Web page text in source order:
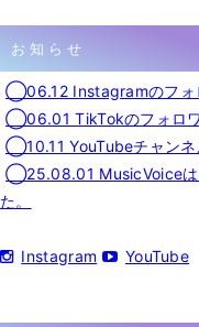
お知らせ
◯06.12 Instagramのフォ
◯06.01 TikTokのフォロワ
◯10.11 YouTubeチャンネ
◯25.08.01 MusicVoiceは
た。
Instagram YouTube